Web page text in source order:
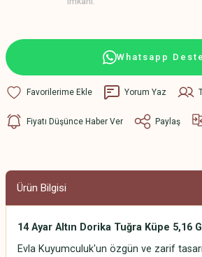
Whatsapp
Yorum Yaz
Fiyatı Düşünce Haber Ver Paylaş
Ürün Bilgisi
14 Ayar Altın Dorika Tuğra Küpe 5,16
Evla Kuyumculuk'un özgün ve zarif